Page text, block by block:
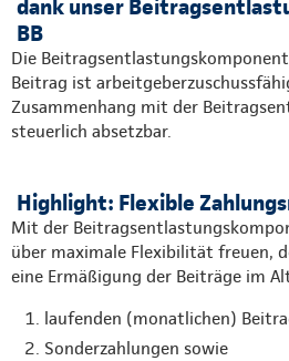
dank unser
BB
Die
Beitrag ist
Zusammenhang mit der
steuerlich absetzbar.
Highlight: Flexible
Mit der
über maximale Flexibilität freuen,
eine Ermäßigung der Beiträge im
laufenden (monatlichen)
Sonderzahlungen sowie